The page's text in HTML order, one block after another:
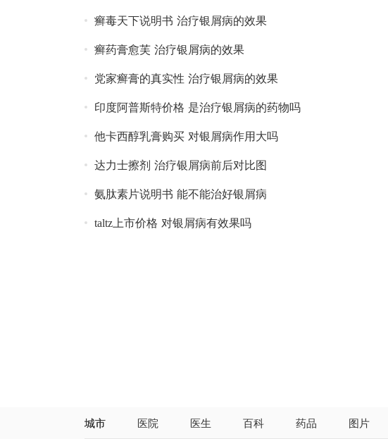
癣毒天下说明书 治疗银屑病的效果
癣药膏愈芙 治疗银屑病的效果
党家癣膏的真实性 治疗银屑病的效果
印度阿普斯特价格 是治疗银屑病的药物吗
他卡西醇乳膏购买 对银屑病作用大吗
达力士擦剂 治疗银屑病前后对比图
氨肽素片说明书 能不能治好银屑病
taltz上市价格 对银屑病有效果吗
城市 医院 医生 百科 药品 图片